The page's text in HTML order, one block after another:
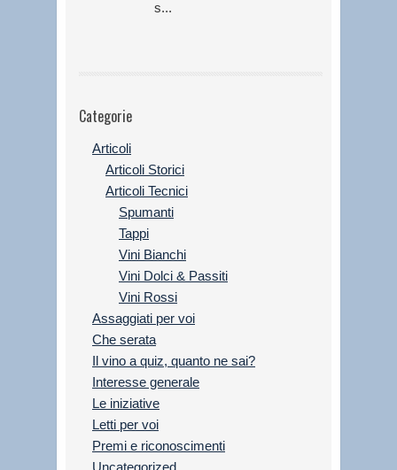
s...
Categorie
Articoli
Articoli Storici
Articoli Tecnici
Spumanti
Tappi
Vini Bianchi
Vini Dolci & Passiti
Vini Rossi
Assaggiati per voi
Che serata
Il vino a quiz, quanto ne sai?
Interesse generale
Le iniziative
Letti per voi
Premi e riconoscimenti
Uncategorized